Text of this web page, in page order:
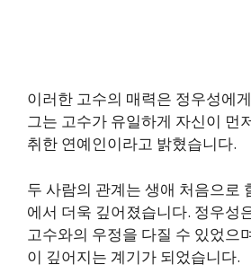
이러한 고수의 매력은 정우성에
그는 고수가 유일하게 자신이 먼
취한 연예인이라고 밝혔습니다.
두 사람의 관계는 생애 처음으로
에서 더욱 깊어졌습니다. 정우성
고수와의 우정을 다질 수 있었으
이 깊어지는 계기가 되었습니다.